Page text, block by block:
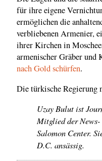
für ihre eigene
ermöglichen die
verbliebenen Armenier,
ihrer Kirchen in
armenischer Gräber und
nach Gold schürfen.
Die türkische Regierung
Uzay Bulut ist
Mitglied der
Salomon Center.
D.C. ansässig.